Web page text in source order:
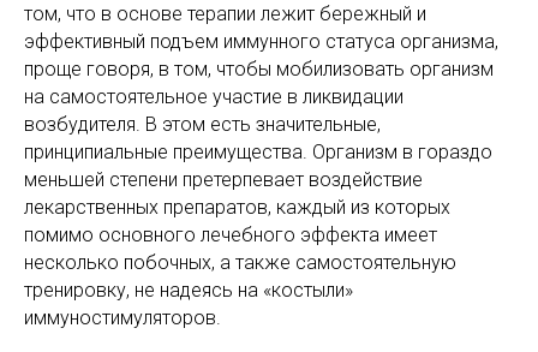
том, что в основе терапии лежит бережный и
эффективный подъем иммунного статуса организма,
проще говоря, в том, чтобы мобилизовать организм
на самостоятельное участие в ликвидации
возбудителя. В этом есть значительные,
принципиальные преимущества. Организм в гораздо
меньшей степени претерпевает воздействие
лекарственных препаратов, каждый из которых
помимо основного лечебного эффекта имеет
несколько побочных, а также самостоятельную
тренировку, не надеясь на «костыли»
иммуностимуляторов.